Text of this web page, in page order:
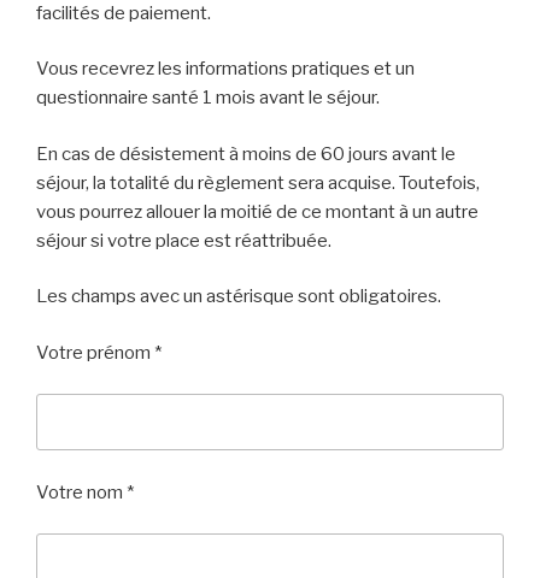
facilités de paiement.
Vous recevrez les informations pratiques et un
questionnaire santé 1 mois avant le séjour.
En cas de désistement à moins de 60 jours avant le
séjour, la totalité du règlement sera acquise. Toutefois,
vous pourrez allouer la moitié de ce montant à un autre
séjour si votre place est réattribuée.
Les champs avec un astérisque sont obligatoires.
Votre prénom *
Votre nom *